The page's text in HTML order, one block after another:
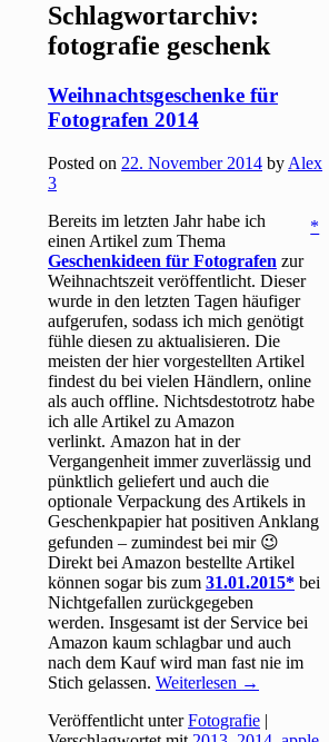
Schlagwortarchiv:
fotografie geschenk
Weihnachtsgeschenke für
Fotografen 2014
Posted on 22. November 2014 by Alex
3
Bereits im letzten Jahr habe ich
einen Artikel zum Thema
Geschenkideen für Fotografen zur
Weihnachtszeit veröffentlicht. Dieser
wurde in den letzten Tagen häufiger
aufgerufen, sodass ich mich genötigt
fühle diesen zu aktualisieren. Die
meisten der hier vorgestellten Artikel
findest du bei vielen Händlern, online
als auch offline. Nichtsdestotrotz habe
ich alle Artikel zu Amazon
verlinkt. Amazon hat in der
Vergangenheit immer zuverlässig und
pünktlich geliefert und auch die
optionale Verpackung des Artikels in
Geschenkpapier hat positiven Anklang
gefunden – zumindest bei mir 😉
Direkt bei Amazon bestellte Artikel
können sogar bis zum31.01.2015
bei
Nichtgefallen zurückgegeben
werden. Insgesamt ist der Service bei
Amazon kaum schlagbar und auch
nach dem Kauf wird man fast nie im
Stich gelassen.Weiterlesen →
Veröffentlicht unter Fotografie |